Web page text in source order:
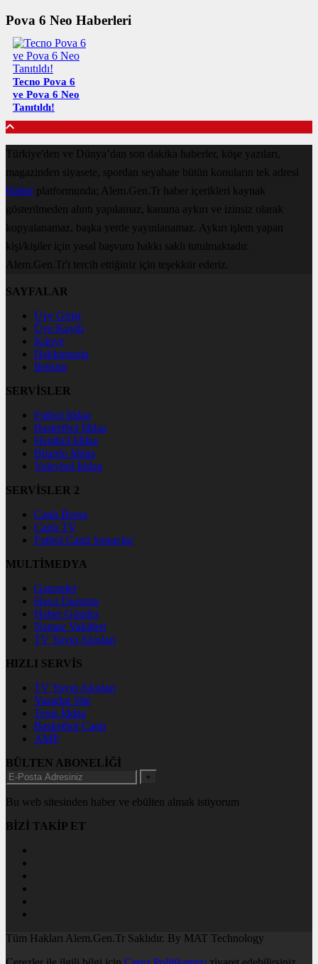
Pova 6 Neo Haberleri
Tecno Pova 6
ve Pova 6 Neo
Tanıtıldı!
Türkiye'den ve Dünya’dan son dakika haberler, köşe yazıları,
magazinden siyasete, spordan seyahate bütün konuların tek adresi
Haberplatformunda; Alem.Gen.Tr haber içerikleri kaynak
gösterilmeden alıntı yapılamaz, kanuna aykırı ve izinsiz olarak
kopyalanamaz, başka yerde yayınlanamaz. Aykırı işlem yapan
kişi/kişiler için yasal başvuru hakkı saklı tutulmaktadır.
Alem.Gen.Tr'i tercih ettiğiniz için teşekkür ederiz.
SAYFALAR
Üye Girişi
Üye Kaydı
Künye
Hakkımızda
İletişim
SERVİSLER
Futbol İddaa
Basketbol İddaa
Hentbol İddaa
Bilardo İddaa
Voleybol İddaa
SERVİSLER 2
Canlı Borsa
Canlı TV
Futbol Canlı Sonuçlar
MULTİMEDYA
Gazeteler
Hava Durumu
Haber Gönder
Namaz Vakitleri
TV Yayın Akışları
HIZLI SERVİS
TV Yayın Akışları
Yazarlar Site
Tenis İddaa
Basketbol Canlı
AMP
BÜLTEN ABONELİĞİ
+
Bu web sitesinden haber ve ebülten almak istiyorum
BİZİ TAKİP ET
Tüm Hakları Alem.Gen.Tr Saklıdır. By MAT Technology